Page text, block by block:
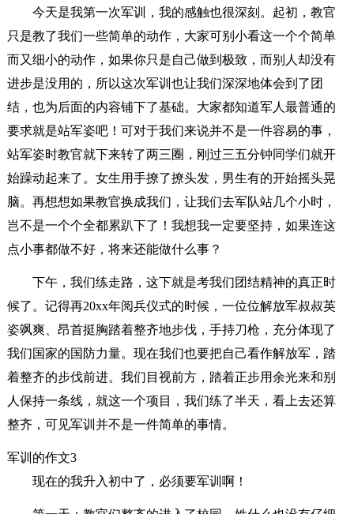
今天是我第一次军训，我的感触也很深刻。起初，教官
只是教了我们一些简单的动作，大家可别小看这一个个简单
而又细小的动作，如果你只是自己做到极致，而别人却没有
进步是没用的，所以这次军训也让我们深深地体会到了团
结，也为后面的内容铺下了基础。大家都知道军人最普通的
要求就是站军姿吧！可对于我们来说并不是一件容易的事，
站军姿时教官就下来转了两三圈，刚过三五分钟同学们就开
始躁动起来了。女生用手撩了撩头发，男生有的开始摇头晃
脑。再想想如果教官换成我们，让我们去军队站几个小时，
岂不是一个个全都累趴下了！我想我一定要坚持，如果连这
点小事都做不好，将来还能做什么事？
下午，我们练走路，这下就是考我们团结精神的真正时
候了。记得再20xx年阅兵仪式的时候，一位位解放军叔叔英
姿飒爽、昂首挺胸踏着整齐地步伐，手持刀枪，充分体现了
我们国家的国防力量。现在我们也要把自己看作解放军，踏
着整齐的步伐前进。我们目视前方，踏着正步用余光来和别
人保持一条线，就这一个项目，我们练了半天，看上去还算
整齐，可见军训并不是一件简单的事情。
军训的作文3
现在的我升入初中了，必须要军训啊！